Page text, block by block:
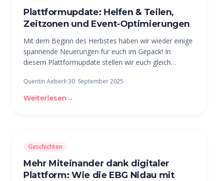
Plattformupdate: Helfen & Teilen,
Zeitzonen und Event-Optimierungen
Mit dem Beginn des Herbstes haben wir wieder einige
spannende Neuerungen für euch im Gepäck! In
diesem Plattformupdate stellen wir euch gleich
Community noch einfacher und vielseitiger machen.
Alle Mitglieder automatisch zu Events
Quentin Aeberli·30. September 2025
Weiterlesen →
Geschichten
Mehr Miteinander dank digitaler
Plattform: Wie die EBG Nidau mit